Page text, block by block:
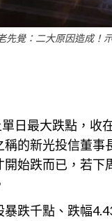
先覺：二大原因造成！
日最大跌點，
的新光投信董
開始跌而已，若
跌千點、跌幅